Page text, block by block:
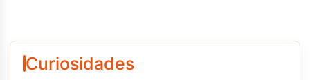
Curiosidades